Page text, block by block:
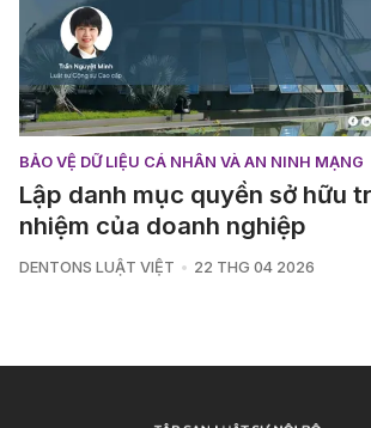
BẢO VỆ DỮ LIỆU CÁ NHÂN VÀ AN NINH MẠNG
Lập danh mục quyền sở hữu
nhiệm của doanh nghiệp
DENTONS LUẬT VIỆT 22 THG 04 2026